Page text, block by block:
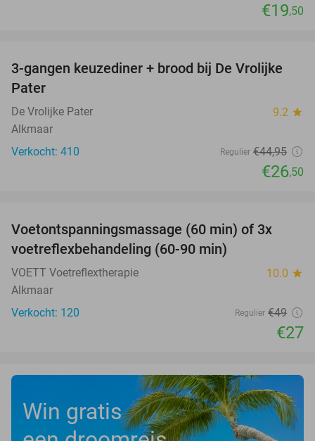
€19,50
41%
3-gangen keuzediner + brood bij De Vrolijke
Pater
De Vrolijke Pater 9.2 star
Alkmaar
Verkocht: 410
Regulier €44,95
€26,50
45%
OUT
Voetontspanningsmassage (60 min) of 3x
voetreflexbehandeling (60-90 min)
VOETT Voetreflextherapie 10.0 star
Alkmaar
Verkocht: 120
Regulier €49
€27
Win gratis